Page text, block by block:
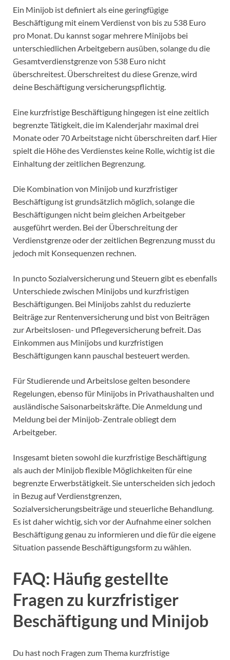
Ein Minijob ist definiert als eine geringfügige
Beschäftigung mit einem Verdienst von bis zu 538 Euro
pro Monat. Du kannst sogar mehrere Minijobs bei
unterschiedlichen Arbeitgebern ausüben, solange du die
Gesamtverdienstgrenze von 538 Euro nicht
überschreitest. Überschreitest du diese Grenze, wird
deine Beschäftigung versicherungspflichtig.
Eine kurzfristige Beschäftigung hingegen ist eine zeitlich
begrenzte Tätigkeit, die im Kalenderjahr maximal drei
Monate oder 70 Arbeitstage nicht überschreiten darf. Hier
spielt die Höhe des Verdienstes keine Rolle, wichtig ist die
Einhaltung der zeitlichen Begrenzung.
Die Kombination von Minijob und kurzfristiger
Beschäftigung ist grundsätzlich möglich, solange die
Beschäftigungen nicht beim gleichen Arbeitgeber
ausgeführt werden. Bei der Überschreitung der
Verdienstgrenze oder der zeitlichen Begrenzung musst du
jedoch mit Konsequenzen rechnen.
In puncto Sozialversicherung und Steuern gibt es ebenfalls
Unterschiede zwischen Minijobs und kurzfristigen
Beschäftigungen. Bei Minijobs zahlst du reduzierte
Beiträge zur Rentenversicherung und bist von Beiträgen
zur Arbeitslosen- und Pflegeversicherung befreit. Das
Einkommen aus Minijobs und kurzfristigen
Beschäftigungen kann pauschal besteuert werden.
Für Studierende und Arbeitslose gelten besondere
Regelungen, ebenso für Minijobs in Privathaushalten und
ausländische Saisonarbeitskräfte. Die Anmeldung und
Meldung bei der Minijob-Zentrale obliegt dem
Arbeitgeber.
Insgesamt bieten sowohl die kurzfristige Beschäftigung
als auch der Minijob flexible Möglichkeiten für eine
begrenzte Erwerbstätigkeit. Sie unterscheiden sich jedoch
in Bezug auf Verdienstgrenzen,
Sozialversicherungsbeiträge und steuerliche Behandlung.
Es ist daher wichtig, sich vor der Aufnahme einer solchen
Beschäftigung genau zu informieren und die für die eigene
Situation passende Beschäftigungsform zu wählen.
FAQ: Häufig gestellte
Fragen zu kurzfristiger
Beschäftigung und Minijob
Du hast noch Fragen zum Thema kurzfristige